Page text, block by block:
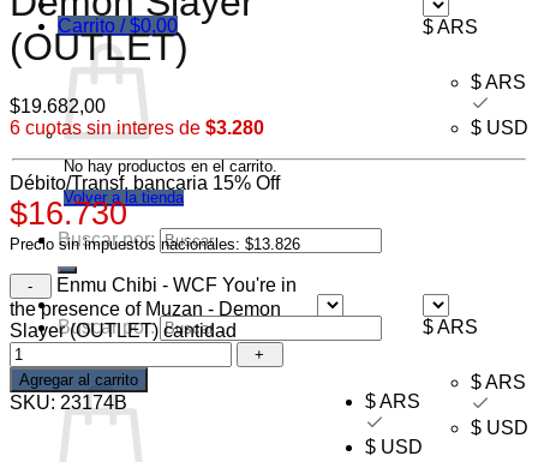
$ ARS
$ ARS
$ USD
Carrito /$0,00
No hay productos en el carrito.
Volver a la tienda
Buscar por:
$ ARS
$ ARS
$ USD
Buscar por:
Carrito
(OUTLET)
$19.682,00
6 cuotas sin interes de $3.280
Débito/Transf. bancaria 15% Off
$16.730
Precio sin impuestos nacionales: $13.826
$ ARS
$ USD
Enmu Chibi - WCF You're in
the presence of Muzan - Demon
Slayer (OUTLET) cantidad
Agregar al carrito
SKU: 23174B